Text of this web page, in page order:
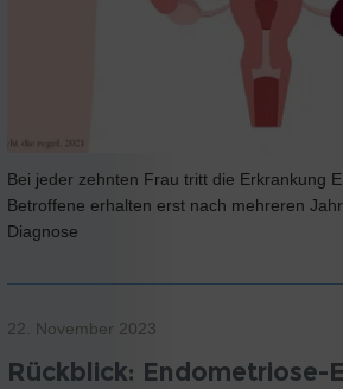
Bei jeder zehnten Frau tritt die Erkrankung
Betroffene erhalten erst nach mehreren
Diagnose
22. November 2023
Rückblick: Endometriose-